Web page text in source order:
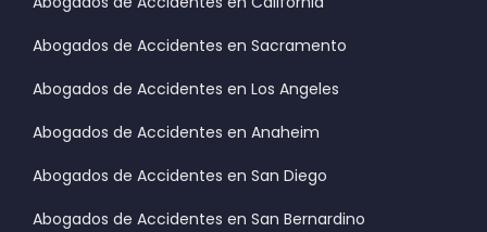
Abogados de Accidentes en Sacramento
Abogados de Accidentes en Los Angeles
Abogados de Accidentes en Anaheim
Abogados de Accidentes en San Diego
Abogados de Accidentes en San Bernardino